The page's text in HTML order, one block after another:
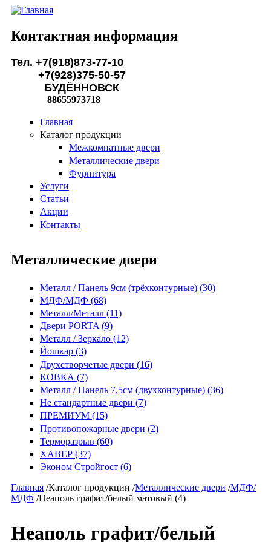
Перейти к основному содержанию
Контактная информация
Тел. +7(918)873-77-10
+7(928)375-50-57
БУДЁННОВСК
88655973718
Главная
Каталог продукции
Межкомнатные двери
Металлические двери
Фурнитура
Услуги
Статьи
Акции
Контакты
Металлические двери
Металл / Панель 9см (трёхконтурные) (30)
МДФ/МДФ (68)
Металл/Металл (11)
Двери PORTA (9)
Металл / Зеркало (12)
Йошкар (3)
Двухстворчетые двери (16)
КОВКА (7)
Металл / Панель 7,5см (двухконтурные) (36)
Не стандартные двери (7)
ПРЕМИУМ (15)
Противопожарные двери (2)
Терморазрыв (60)
ХАВЕР (37)
Эконом Стройгост (6)
Главная /Каталог продукции /Металлические двери /МДФ/
МДФ /Неаполь графит/белый матовый (4)
Неаполь графит/белый